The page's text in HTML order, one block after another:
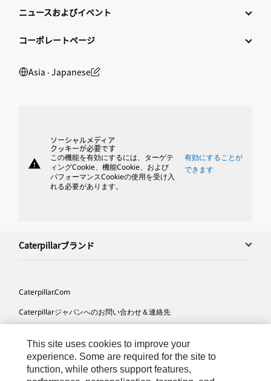
ニュースおよびイベント
コーポレートページ
Asia ‧ Japanese
warning
ソーシャルメディア
クッキーが必要です
この機能を有効にするには、ターゲテ
ィングCookie、機能Cookie、および
パフォーマンスCookieの使用を受け入
れる必要があります。
有効にすることが
できます
Caterpillarブランド
Caterpillar.com
Caterpillarジャパンへのお問い合わせ＆連絡先
サイト･マップ
Cookie Settings
This site uses cookies to improve your
experience. Some are required for the site to
function, while others support features,